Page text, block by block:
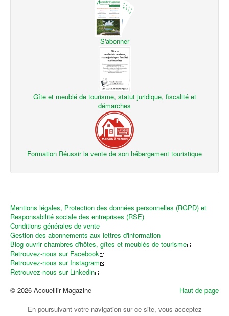
S'abonner
Gîte et meublé de tourisme, statut juridique, fiscalité et
démarches
Formation Réussir la vente de son hébergement touristique
Mentions légales, Protection des données personnelles (RGPD) et
Responsabilité sociale des entreprises (RSE)
Conditions générales de vente
Gestion des abonnements aux lettres d'information
Blog ouvrir chambres d'hôtes, gîtes et meublés de tourisme
Retrouvez-nous sur Facebook
Retrouvez-nous sur Instagram
Retrouvez-nous sur Linkedin
Haut de page
© 2026 Accueillir Magazine
En poursuivant votre navigation sur ce site, vous acceptez